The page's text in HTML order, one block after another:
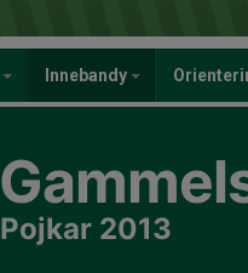
Innebandy
Pojkar 2013